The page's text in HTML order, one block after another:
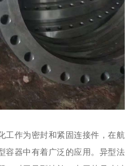
工作为密封和紧固连接件，在航
容器中有着广泛的应用。异型法